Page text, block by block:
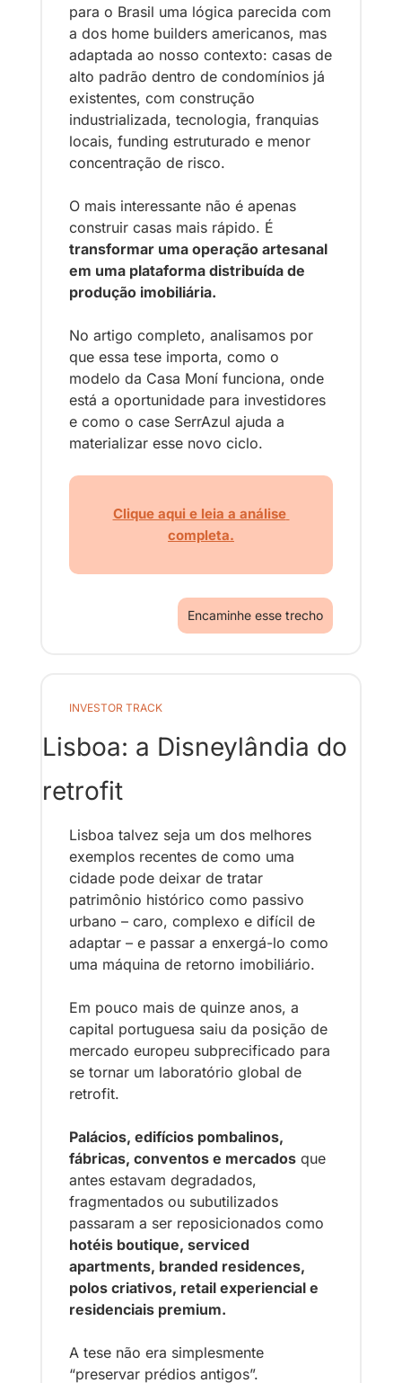
para o Brasil uma lógica parecida com
a dos home builders americanos, mas
adaptada ao nosso contexto: casas de
alto padrão dentro de condomínios já
existentes, com construção
industrializada, tecnologia, franquias
locais, funding estruturado e menor
concentração de risco.
O mais interessante não é apenas
construir casas mais rápido. É
transformar uma operação artesanal
em uma plataforma distribuída de
produção imobiliária.
No artigo completo, analisamos por
que essa tese importa, como o
modelo da Casa Moní funciona, onde
está a oportunidade para investidores
e como o case SerrAzul ajuda a
materializar esse novo ciclo.
Clique aqui e leia a análise
completa.
Encaminhe esse trecho
INVESTOR TRACK
Lisboa: a Disneylândia do
retrofit
Lisboa talvez seja um dos melhores
exemplos recentes de como uma
cidade pode deixar de tratar
patrimônio histórico como passivo
urbano – caro, complexo e difícil de
adaptar – e passar a enxergá-lo como
uma máquina de retorno imobiliário.
Em pouco mais de quinze anos, a
capital portuguesa saiu da posição de
mercado europeu subprecificado para
se tornar um laboratório global de
retrofit.
Palácios, edifícios pombalinos,
fábricas, conventos e mercados que
antes estavam degradados,
fragmentados ou subutilizados
hotéis boutique, serviced
apartments, branded residences,
polos criativos, retail experiencial e
residenciais premium.
A tese não era simplesmente
“preservar prédios antigos”.